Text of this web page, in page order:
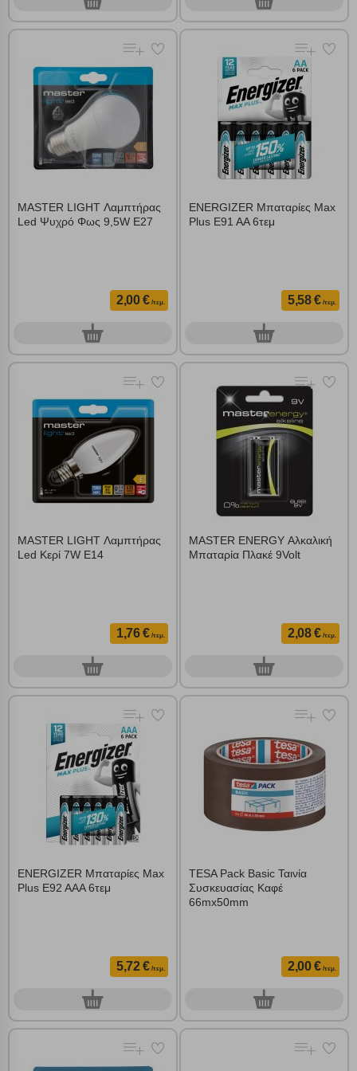
MASTER LIGHT Λαμπτήρας
Led Ψυχρό Φως 9,5W E27
2,00 € /τεμ.
0τεμ.
ENERGIZER Μπαταρίες Max
Plus E91 AA 6τεμ
5,58 € /τεμ.
0τεμ.
MASTER LIGHT Λαμπτήρας
Led Κερί 7W E14
1,76 € /τεμ.
0τεμ.
MASTER ENERGY Αλκαλική
Μπαταρία Πλακέ 9Volt
2,08 € /τεμ.
0τεμ.
ENERGIZER Μπαταρίες Max
Plus E92 AAA 6τεμ
5,72 € /τεμ.
0τεμ.
TESA Pack Basic Ταινία
Συσκευασίας Καφέ
66mx50mm
2,00 € /τεμ.
0τεμ.
Πολλαπλή αναζήτηση
Χρησιμοποιήστε τη για πιο γρήγορη αναζήτηση
για κάθε προϊόν.
Ενημέρωση
Κατά την απλή περιήγηση ή/και χρήση του ιστότοπου συλλέγουμε
αυτόματα δεδομένα σύνδεσης και πληροφορίες σχετικές με την
περιήγησή σας, οι οποίες είναι μη εξατομικευμένες και σπάνια
περιέχουν προσωποποιημένα χαρακτηριστικά που υποδεικνύουν την